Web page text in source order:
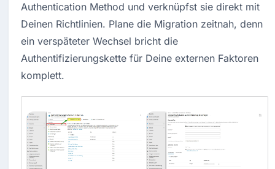
Authentication Method und verknüpfst sie direkt mit
Deinen Richtlinien. Plane die Migration zeitnah, denn
ein verspäteter Wechsel bricht die
Authentifizierungskette für Deine externen Faktoren
komplett.